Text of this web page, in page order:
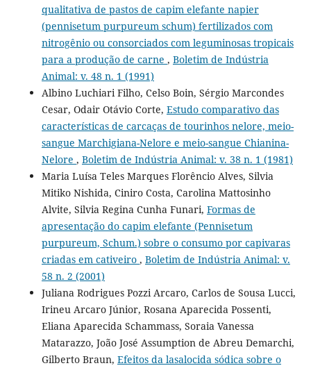
qualitativa de pastos de capim elefante napier
(pennisetum purpureum schum) fertilizados com
nitrogênio ou consorciados com leguminosas tropicais
para a produção de carne , Boletim de Indústria
Animal: v. 48 n. 1 (1991)
Albino Luchiari Filho, Celso Boin, Sérgio Marcondes
Cesar, Odair Otávio Corte, Estudo comparativo das
características de carcaças de tourinhos nelore, meio-
sangue Marchigiana-Nelore e meio-sangue Chianina-
Nelore , Boletim de Indústria Animal: v. 38 n. 1 (1981)
Maria Luísa Teles Marques Florêncio Alves, Silvia
Mitiko Nishida, Ciniro Costa, Carolina Mattosinho
Alvite, Silvia Regina Cunha Funari, Formas de
apresentação do capim elefante (Pennisetum
purpureum, Schum.) sobre o consumo por capivaras
criadas em cativeiro , Boletim de Indústria Animal: v.
58 n. 2 (2001)
Juliana Rodrigues Pozzi Arcaro, Carlos de Sousa Lucci,
Irineu Arcaro Júnior, Rosana Aparecida Possenti,
Eliana Aparecida Schammass, Soraia Vanessa
Matarazzo, João José Assumption de Abreu Demarchi,
Gilberto Braun, Efeitos da lasalocida sódica sobre o